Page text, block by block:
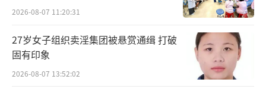
2026-08-07 11:20:31
27岁女子组织卖淫集团被悬赏通缉 打破
固有印象
2026-08-07 13:52:02